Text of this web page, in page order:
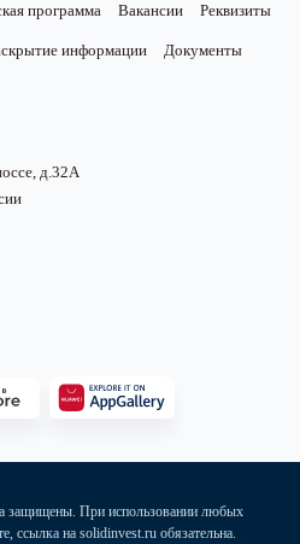
программа Вакансии Реквизиты
информации Документы
д.32А
При использовании любых
ссылка на solidinvest.ru обязательна.